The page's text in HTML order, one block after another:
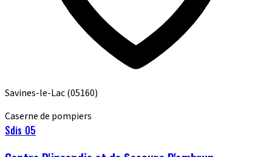
Savines-le-Lac(05160)
Caserne de pompiers
Sdis 05